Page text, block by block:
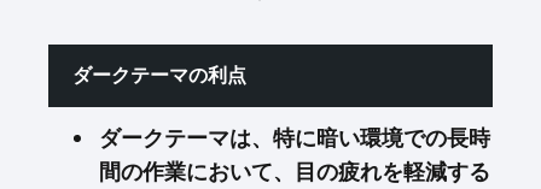
ダークテーマの利点
ダークテーマは、特に暗い環境での長時
間の作業において、目の疲れを軽減する